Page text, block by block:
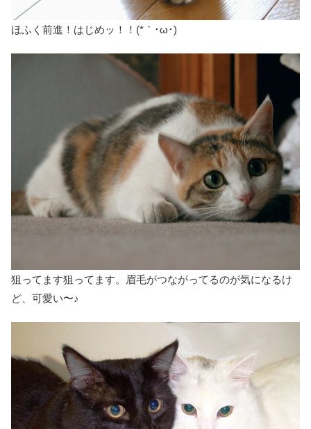
ほふく前進！はじめッ！！(*｀･ω･)ゞ
狙ってます狙ってます。眉毛がつながってるのが気になるけ
ど、可愛い〜♪